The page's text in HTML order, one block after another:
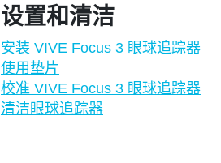
设置和清洁
安装 VIVE Focus 3 眼球追踪器
使用垫片
校准 VIVE Focus 3 眼球追踪器
清洁眼球追踪器